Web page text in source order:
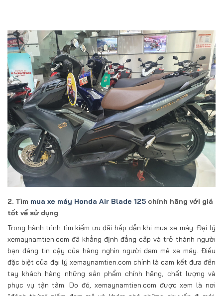
2. Tìm mua xe máy Honda Air Blade 125 chính hãng với giá
tốt vể sử dụng
Trong hành trình tìm kiếm ưu đãi hấp dẫn khi mua xe máy. Đại lý
xemaynamtien.com đã khẳng định đẳng cấp và trở thành người
bạn đáng tin cậy của hàng nghìn người đam mê xe máy. Điều
đặc biệt của đại lý xemaynamtien.com chính là cam kết đưa đến
tay khách hàng những sản phẩm chính hãng, chất lượng và
phục vụ tận tâm. Do đó, xemaynamtien.com được xem là nơi